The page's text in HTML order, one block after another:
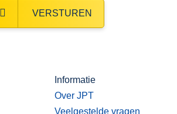
VERSTUREN
Informatie
Over JPT
Veelgestelde vragen